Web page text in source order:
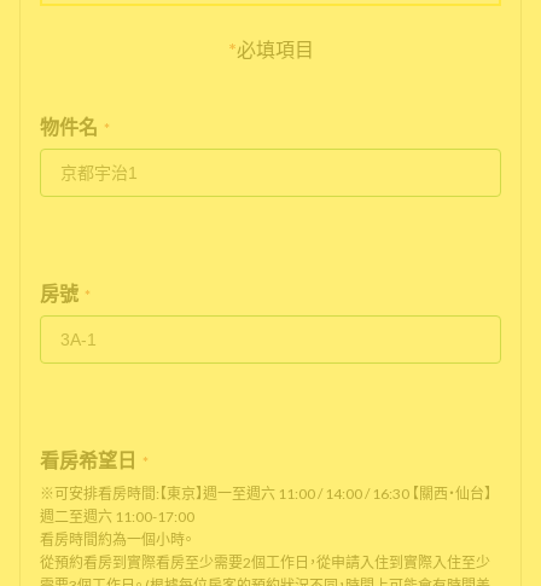
*必填項目
物件名 *
房號 *
看房希望日
*
※可安排看房時間:【東京】週一至週六 11:00 / 14:00 / 16:30 【關西・仙台】
週二至週六 11:00-17:00
看房時間約為一個小時。
從預約看房到實際看房至少需要2個工作日，從申請入住到實際入住至少